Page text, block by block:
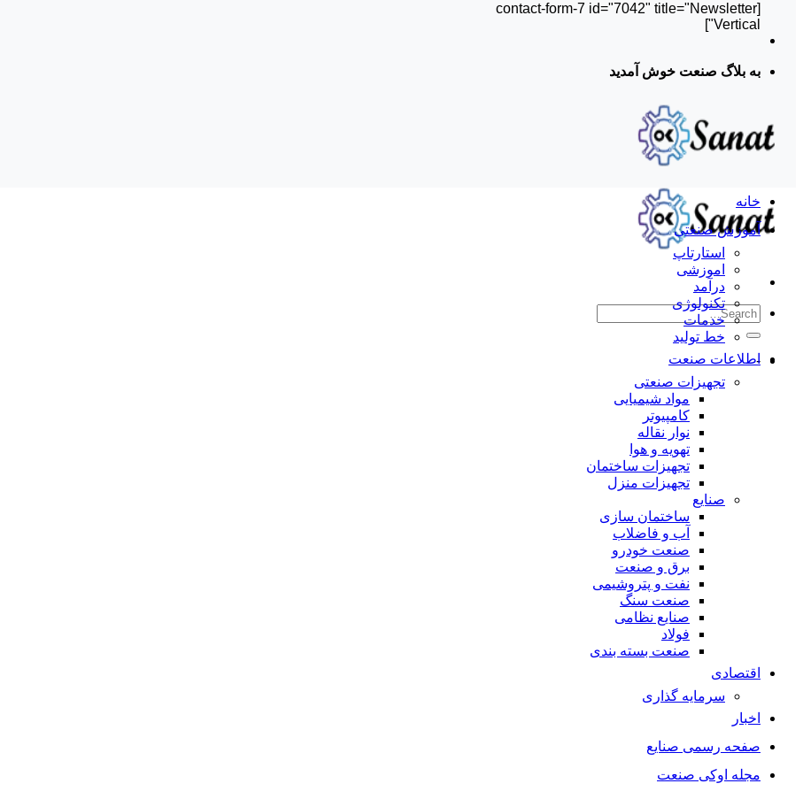
[contact-form-7 id="7042" title="Newsletter
Vertical"]
به بلاگ صنعت خوش آمدید
-
خانه
آموزش صنعتی
استارتاپ
اموزشی
درآمد
تکنولوژی
خدمات
خط تولید
اطلاعات صنعت
تجهیزات صنعتی
مواد شیمیایی
کامپیوتر
نوار نقاله
تهویه و هوا
تجهیزات ساختمان
تجهیزات منزل
صنایع
ساختمان سازی
آب و فاضلاب
صنعت خودرو
برق و صنعت
نفت و پتروشیمی
صنعت سنگ
صنایع نظامی
فولاد
صنعت بسته بندی
اقتصادی
سرمایه گذاری
اخبار
صفحه رسمی صنایع
مجله اوکی صنعت